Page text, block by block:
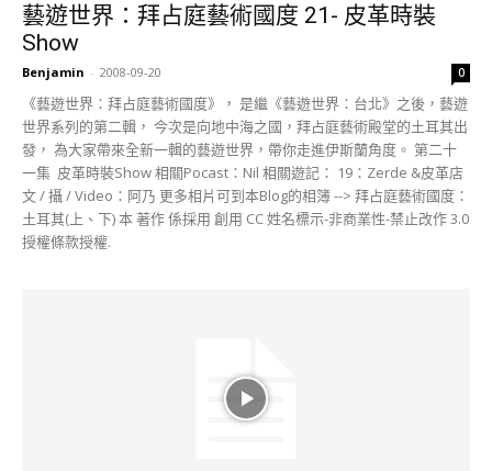
藝遊世界：拜占庭藝術國度 21- 皮革時裝
Show
Benjamin - 2008-09-20 0
《藝遊世界：拜占庭藝術國度》， 是繼《藝遊世界：台北》之後，藝遊
世界系列的第二輯， 今次是向地中海之國，拜占庭藝術殿堂的土耳其出
發， 為大家帶來全新一輯的藝遊世界，帶你走進伊斯蘭角度。 第二十
一集 皮革時裝Show 相關Pocast：Nil 相關遊記： 19：Zerde &皮革店
文 / 攝 / Video：阿乃 更多相片可到本Blog的相簿 --> 拜占庭藝術國度：
土耳其(上、下) 本 著作 係採用 創用 CC 姓名標示-非商業性-禁止改作 3.0
授權條款授權.